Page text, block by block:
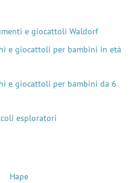
e giocattoli Waldorf
e giocattoli per bambini in età
e giocattoli per bambini da 6
esploratori
Hape